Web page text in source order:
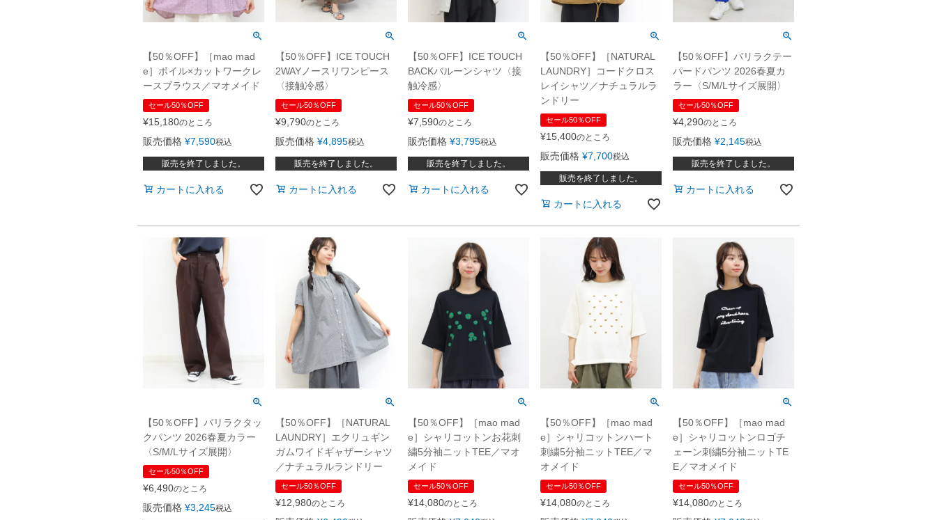
【50％OFF】［mao mad
e］ボイル×カットワークレ
ースブラウス／マオメイド
セール50％OFF
¥15,180のところ
販売価格 ¥7,590税込
販売を終了しました。
カートに入れる
【50％OFF】ICE TOUCH
2WAYノースリワンピース
〈接触冷感〉
セール50％OFF
¥9,790のところ
販売価格 ¥4,895税込
販売を終了しました。
カートに入れる
【50％OFF】ICE TOUCH
BACKバルーンシャツ〈接
触冷感〉
セール50％OFF
¥7,590のところ
販売価格 ¥3,795税込
販売を終了しました。
カートに入れる
【50％OFF】［NATURAL
LAUNDRY］コードクロス
レイシャツ／ナチュラルラ
ンドリー
セール50％OFF
¥15,400のところ
販売価格 ¥7,700税込
販売を終了しました。
カートに入れる
【50％OFF】バリラクテー
パードパンツ 2026春夏カ
ラー〈S/M/Lサイズ展開〉
セール50％OFF
¥4,290のところ
販売価格 ¥2,145税込
販売を終了しました。
カートに入れる
【50％OFF】バリラクタッ
クパンツ 2026春夏カラー
〈S/M/Lサイズ展開〉
セール50％OFF
¥6,490のところ
販売価格 ¥3,245税込
【50％OFF】［NATURAL
LAUNDRY］エクリュギン
ガムワイドギャザーシャツ
／ナチュラルランドリー
セール50％OFF
¥12,980のところ
【50％OFF】［mao mad
e］シャリコットンお花刺
繍5分袖ニットTEE／マオ
メイド
セール50％OFF
¥14,080のところ
【50％OFF】［mao mad
e］シャリコットンハート
刺繍5分袖ニットTEE／マ
オメイド
セール50％OFF
¥14,080のところ
【50％OFF】［mao mad
e］シャリコットンロゴチ
ェーン刺繍5分袖ニットTE
E／マオメイド
セール50％OFF
¥14,080のところ